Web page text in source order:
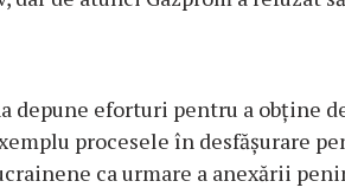
depune eforturi pentru a obţine
procesele în desfăşurare
ca urmare a anexării